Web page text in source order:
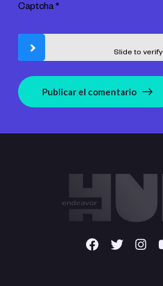
Captcha*
Slide to verify
Publicar el comentario